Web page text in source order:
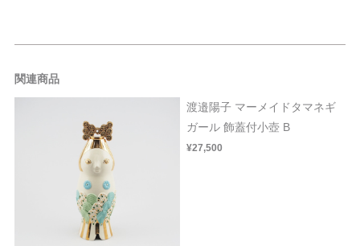
関連商品
渡邉陽子 マーメイドタマネギ
ガール 飾蓋付小壺 B
¥27,500